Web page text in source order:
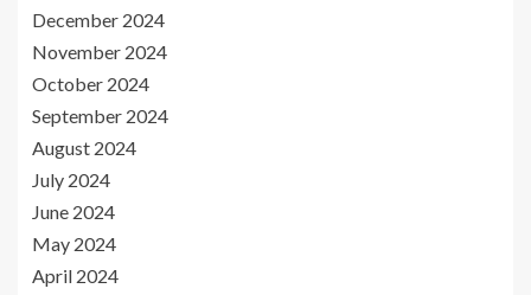
December 2024
November 2024
October 2024
September 2024
August 2024
July 2024
June 2024
May 2024
April 2024